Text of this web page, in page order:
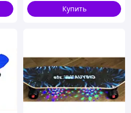
Купить